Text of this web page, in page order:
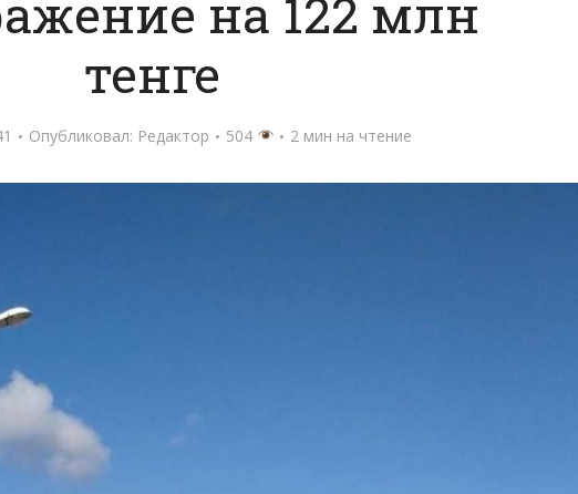
на 122 млн
тенге
Опубликовал: Редактор 504 2 мин на чтение